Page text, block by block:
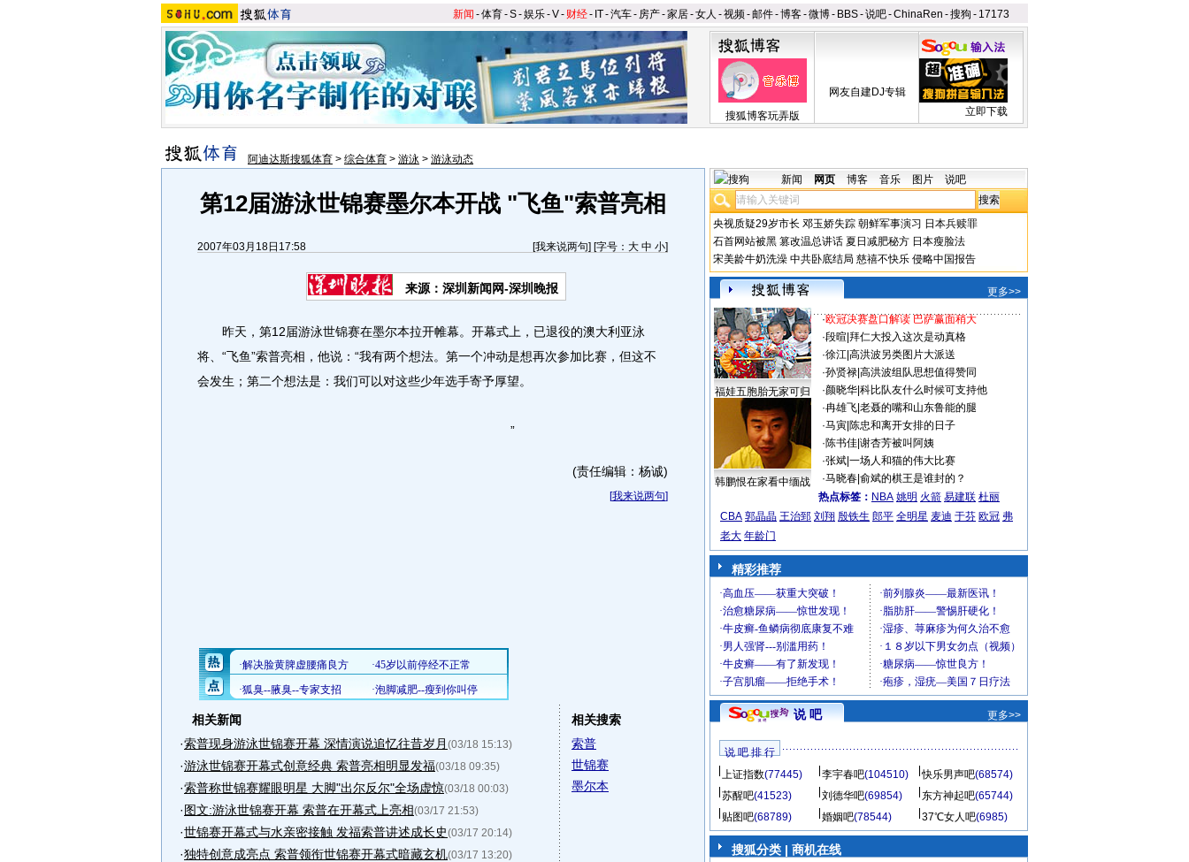
新闻 -体育-S-娱乐-V- 财经- IT-汽车- 房产-家居-女人 -视频-邮件-博客-微博- BBS-说吧-ChinaRen -搜狗 - 17173
搜狐博客玩弄版
网友自建DJ专辑
立即下载
阿迪达斯搜狐体育 > 综合体育 > 游泳 > 游泳动态
第12届游泳世锦赛墨尔本开战 "飞鱼"索普亮相
2007年03月18日17:58 [我来说两句] [字号： 大 中 小]
来源：深圳新闻网-深圳晚报
昨天，第12届游泳世锦赛在墨尔本拉开帷幕。开幕式上，已退役的澳大利亚泳
将、“飞鱼”索普亮相，他说：“我有两个想法。第一个冲动是想再次参加比赛，但这不
会发生；第二个想法是：我们可以对这些少年选手寄予厚望。
”
(责任编辑：杨诚)
[我来说两句]
相关新闻
·索普现身游泳世锦赛开幕 深情演说追忆往昔岁月 (03/18 15:13)
·游泳世锦赛开幕式创意经典 索普亮相明显发福(03/18 09:35)
·索普称世锦赛耀眼明星 大脚"出尔反尔"全场虚惊(03/18 00:03)
·图文:游泳世锦赛开幕 索普在开幕式上亮相(03/17 21:53)
·世锦赛开幕式与水亲密接触 发福索普讲述成长史(03/17 20:14)
·独特创意成亮点 索普领衔世锦赛开幕式暗藏玄机(03/17 13:20)
相关搜索
索普
世锦赛
墨尔本
新闻 网页 博客 音乐 图片 说吧
央视质疑29岁市长 邓玉娇失踪 朝鲜军事演习 日本兵赎罪
石首网站被黑 篡改温总讲话 夏日减肥秘方 日本瘦脸法
宋美龄牛奶洗澡 中共卧底结局 慈禧不快乐 侵略中国报告
更多>>
福娃五胞胎无家可归
韩鹏恨在家看中缅战
·欧冠决赛盘口解读 巴萨赢面稍大
·段暄 拜仁大投入这次是动真格
·徐江| 高洪波另类图片大派送
·孙贤禄| 高洪波组队思想值得赞同
·颜晓华| 科比队友什么时候可支持他
·冉雄飞| 老聂的嘴和山东鲁能的腿
·马寅| 陈忠和离开女排的日子
·陈书佳| 谢杏芳被叫阿姨
·张斌| 一场人和猫的伟大比赛
·马晓春| 俞斌的棋王是谁封的？
热点标签： NBA 姚明 火箭 易建联 杜丽
CBA 郭晶晶 王治郅 刘翔 殷铁生 郎平 全明星 麦迪 于芬 欧冠 弗
老大 年龄门
精彩推荐
说 吧 更多>>
说 吧 排 行
上证指数(77445) 李宇春吧(104510) 快乐男声吧(68574)
苏醒吧(41523) 刘德华吧(69854) 东方神起吧(65744)
贴图吧(68789) 婚姻吧(78544) 37℃女人吧(6985)
搜狐分类 | 商机在线